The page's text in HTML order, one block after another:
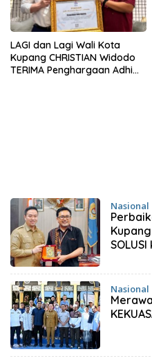
LAGI dan Lagi Wali Kota
Kupang CHRISTIAN Widodo
TERIMA Penghargaan Adhi
Nasional
Nasional